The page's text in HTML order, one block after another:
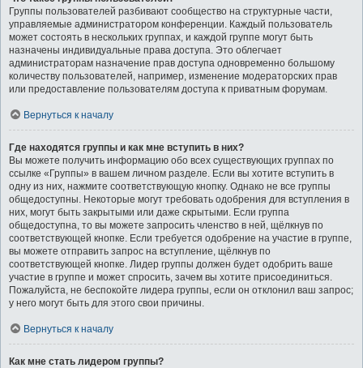
Группы пользователей разбивают сообщество на структурные части,
управляемые администратором конференции. Каждый пользователь
может состоять в нескольких группах, и каждой группе могут быть
назначены индивидуальные права доступа. Это облегчает
администраторам назначение прав доступа одновременно большому
количеству пользователей, например, изменение модераторских прав
или предоставление пользователям доступа к приватным форумам.
Вернуться к началу
Где находятся группы и как мне вступить в них?
Вы можете получить информацию обо всех существующих группах по
ссылке «Группы» в вашем личном разделе. Если вы хотите вступить в
одну из них, нажмите соответствующую кнопку. Однако не все группы
общедоступны. Некоторые могут требовать одобрения для вступления в
них, могут быть закрытыми или даже скрытыми. Если группа
общедоступна, то вы можете запросить членство в ней, щёлкнув по
соответствующей кнопке. Если требуется одобрение на участие в группе,
вы можете отправить запрос на вступление, щёлкнув по
соответствующей кнопке. Лидер группы должен будет одобрить ваше
участие в группе и может спросить, зачем вы хотите присоединиться.
Пожалуйста, не беспокойте лидера группы, если он отклонил ваш запрос;
у него могут быть для этого свои причины.
Вернуться к началу
Как мне стать лидером группы?